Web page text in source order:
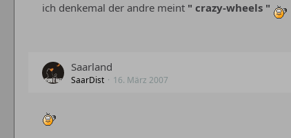
ich denkemal der andre meint " crazy-wheels "
Saarland
SaarDist 16. März 2007